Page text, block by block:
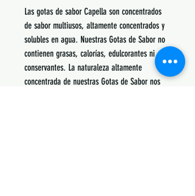
Las gotas de sabor Capella son concentrados
de sabor multiusos, altamente concentrados y
solubles en agua. Nuestras Gotas de Sabor no
contienen grasas, calorías, edulcorantes ni
conservantes. La naturaleza altamente
concentrada de nuestras Gotas de Sabor nos